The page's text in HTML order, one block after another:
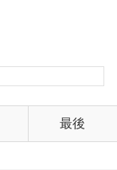
最後